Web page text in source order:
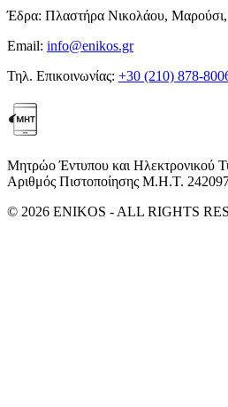
Έδρα: Πλαστήρα Νικολάου,
Email: info@enikos.gr
Τηλ. Επικοινωνίας: +30 (210) 878-
Μητρώο Έντυπου και Ηλεκτρονικού
Αριθμός Πιστοποίησης Μ.Η.Τ.
© 2026 ENIKOS - ALL RIGHTS